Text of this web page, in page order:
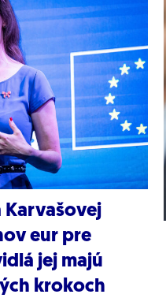
Karvašovej
eur pre
jej majú
krokoch